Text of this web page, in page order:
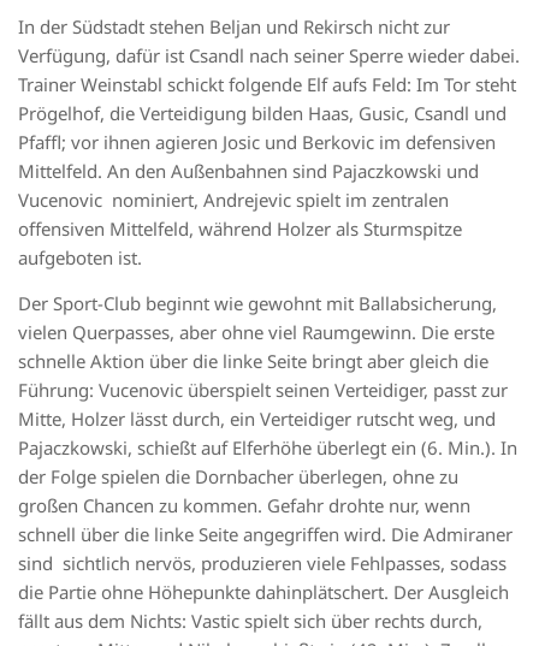
In der Südstadt stehen Beljan und Rekirsch nicht zur
Verfügung, dafür ist Csandl nach seiner Sperre wieder dabei.
Trainer Weinstabl schickt folgende Elf aufs Feld: Im Tor steht
Prögelhof, die Verteidigung bilden Haas, Gusic, Csandl und
Pfaffl; vor ihnen agieren Josic und Berkovic im defensiven
Mittelfeld. An den Außenbahnen sind Pajaczkowski und
Vucenovic nominiert, Andrejevic spielt im zentralen
offensiven Mittelfeld, während Holzer als Sturmspitze
aufgeboten ist.
Der Sport-Club beginnt wie gewohnt mit Ballabsicherung,
vielen Querpasses, aber ohne viel Raumgewinn. Die erste
schnelle Aktion über die linke Seite bringt aber gleich die
Führung: Vucenovic überspielt seinen Verteidiger, passt zur
Mitte, Holzer lässt durch, ein Verteidiger rutscht weg, und
Pajaczkowski, schießt auf Elferhöhe überlegt ein (6. Min.). In
der Folge spielen die Dornbacher überlegen, ohne zu
großen Chancen zu kommen. Gefahr drohte nur, wenn
schnell über die linke Seite angegriffen wird. Die Admiraner
sind sichtlich nervös, produzieren viele Fehlpasses, sodass
die Partie ohne Höhepunkte dahinplätschert. Der Ausgleich
fällt aus dem Nichts: Vastic spielt sich über rechts durch,